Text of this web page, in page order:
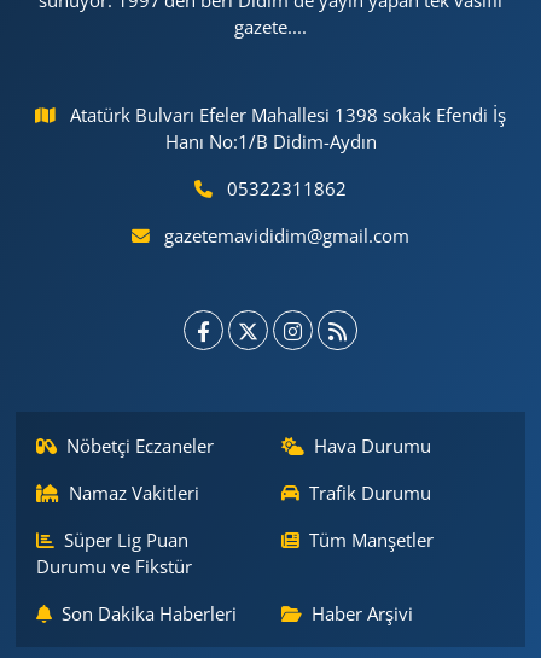
gazete....
Atatürk Bulvarı Efeler Mahallesi 1398 sokak Efendi İş
Hanı No:1/B Didim-Aydın
05322311862
gazetemavididim@gmail.com
Nöbetçi Eczaneler
Hava Durumu
Namaz Vakitleri
Trafik Durumu
Süper Lig Puan
Durumu ve Fikstür
Tüm Manşetler
Son Dakika Haberleri Haber Arşivi